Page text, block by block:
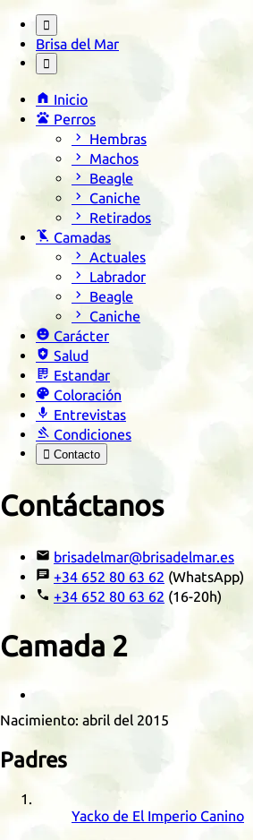

Brisa del Mar

 Inicio
 Perros
 Hembras
 Machos
 Beagle
 Caniche
 Retirados
 Camadas
 Actuales
 Labrador
 Beagle
 Caniche
 Carácter
 Salud
 Estandar
 Coloración
 Entrevistas
 Condiciones
 Contacto
Contáctanos
 brisadelmar@brisadelmar.es
 +34 652 80 63 62 (WhatsApp)
 +34 652 80 63 62 (16-20h)
Camada 2
Nacimiento: abril del 2015
Padres
Yacko de El Imperio Canino